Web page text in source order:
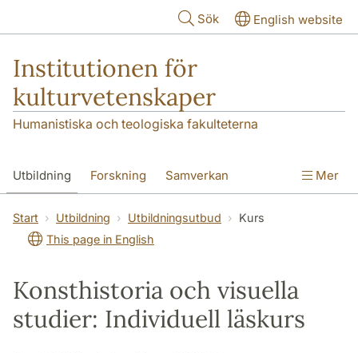
Sök English website
Institutionen för
kulturvetenskaper
Humanistiska och teologiska fakulteterna
Utbildning Forskning Samverkan
Om institutionen Kontakt
Mer
Start Utbildning Utbildningsutbud
Kurs
This page in English
Konsthistoria och visuella
studier: Individuell läskurs